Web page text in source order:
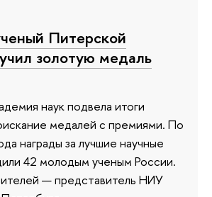
Питерской
золотую медаль
наук подвела итоги
медалей с премиями. По
награды за лучшие научные
42 молодым ученым России.
— представитель НИУ